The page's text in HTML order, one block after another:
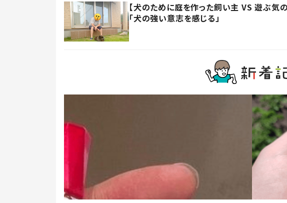
【犬のために庭を作った飼い主 VS 遊ぶ気
「犬の強い意志を感じる」